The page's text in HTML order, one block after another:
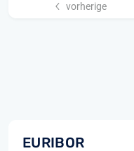
vorherige
EURIBOR